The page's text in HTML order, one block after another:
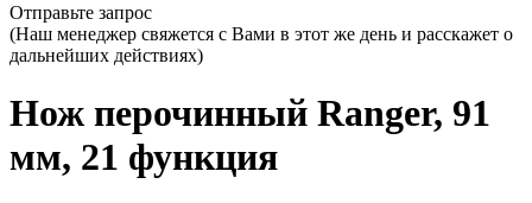
Отправьте запрос
(Наш менеджер свяжется с Вами в этот же день и расскажет о
дальнейших действиях)
Нож перочинный Ranger, 91
мм, 21 функция